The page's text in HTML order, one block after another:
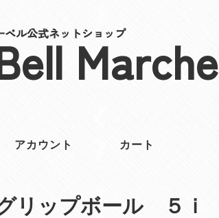
ベル公式ネットショップMarche
アカウント カート
リップボール ５ｉ